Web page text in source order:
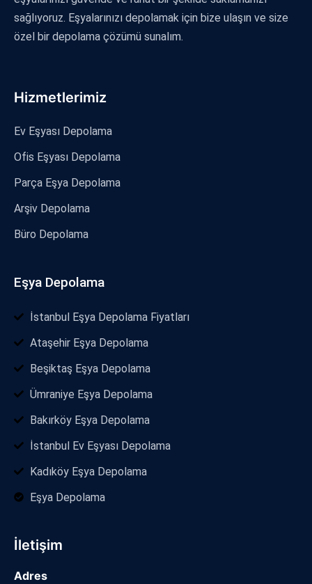
sağlıyoruz. Eşyalarınızı depolamak için bize ulaşın ve size
özel bir depolama çözümü sunalım.
Hizmetlerimiz
Ev Eşyası Depolama
Ofis Eşyası Depolama
Parça Eşya Depolama
Arşiv Depolama
Büro Depolama
Eşya Depolama
İstanbul Eşya Depolama Fiyatları
Ataşehir Eşya Depolama
Beşiktaş Eşya Depolama
Ümraniye Eşya Depolama
Bakırköy Eşya Depolama
İstanbul Ev Eşyası Depolama
Kadıköy Eşya Depolama
Eşya Depolama
İletişim
Adres